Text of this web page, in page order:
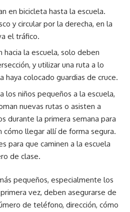
en bicicleta hasta la escuela.
y circular por la derecha, en la
el tráfico.
hacia la escuela, solo deben
y utilizar una ruta a lo
haya colocado guardias de cruce.
los niños pequeños a la escuela,
nuevas rutas o asisten a
durante la primera semana para
cómo llegar allí de forma segura.
para que caminen a la escuela
de clase.
pequeños, especialmente los
vez, deben asegurarse de
de teléfono, dirección, cómo